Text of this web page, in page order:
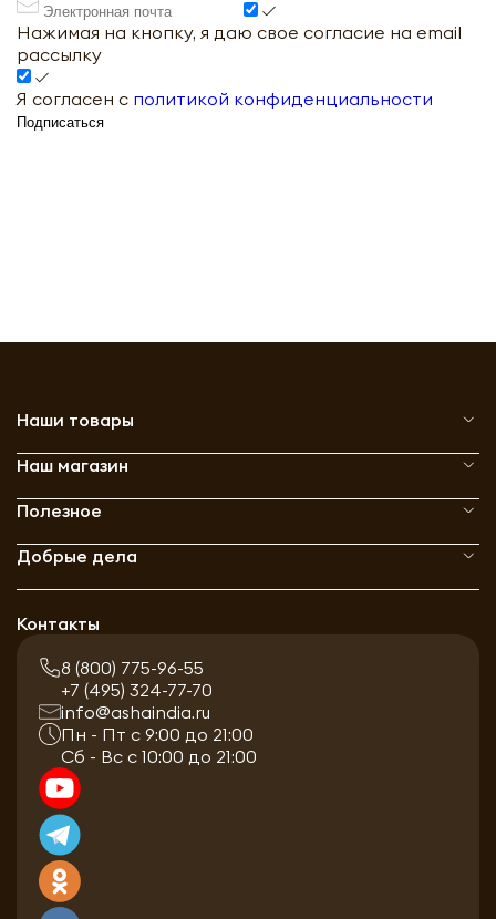
Нажимая на кнопку, я даю свое согласие на email
рассылку
Я согласен с политикой конфиденциальности
Подписаться
Наши товары
Наш магазин
Полезное
Добрые дела
Контакты
8 (800) 775-96-55
+7 (495) 324-77-70
info@ashaindia.ru
Пн - Пт с 9:00 до 21:00
Сб - Вс с 10:00 до 21:00